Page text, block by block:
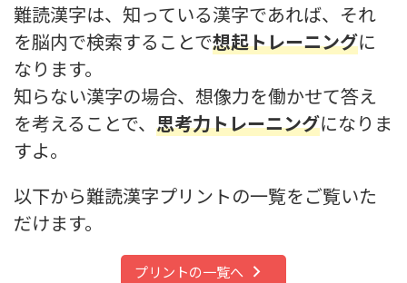
難読漢字は、知っている漢字であれば、それ
を脳内で検索することで想起トレーニングに
なります。
知らない漢字の場合、想像力を働かせて答え
を考えることで、 思考力トレーニングになりま
すよ。
以下から難読漢字プリントの一覧をご覧いた
だけます。
プリントの一覧へ